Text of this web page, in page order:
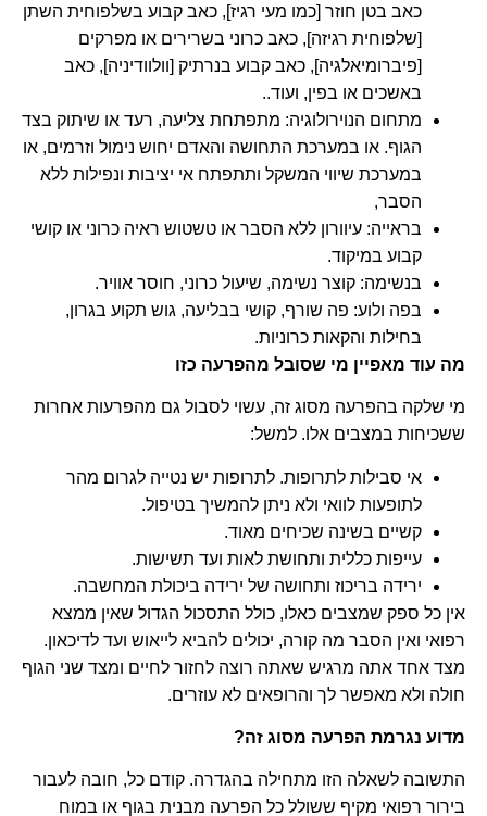
כאב בטן חוזר [כמו מעי רגיז], כאב קבוע בשלפוחית השתן
[שלפוחית רגיזה], כאב כרוני בשרירים או מפרקים
[פיברומיאלגיה], כאב קבוע בנרתיק [וולוודיניה], כאב
באשכים או בפין, ועוד..
מתחום הנוירולוגיה: מתפתחת צליעה, רעד או שיתוק בצד
הגוף. או במערכת התחושה והאדם יחוש נימול וזרמים, או
במערכת שיווי המשקל ותתפתח אי יציבות ונפילות ללא
הסבר,
בראייה: עיוורון ללא הסבר או טשטוש ראיה כרוני או קושי
קבוע במיקוד.
בנשימה: קוצר נשימה, שיעול כרוני, חוסר אוויר.
בפה ולוע: פה שורף, קושי בבליעה, גוש תקוע בגרון,
בחילות והקאות כרוניות.
מה עוד מאפיין מי שסובל מהפרעה כזו
מי שלקה בהפרעה מסוג זה, עשוי לסבול גם מהפרעות אחרות
ששכיחות במצבים אלו. למשל:
אי סבילות לתרופות. לתרופות יש נטייה לגרום מהר
לתופעות לוואי ולא ניתן להמשיך בטיפול.
קשיים בשינה שכיחים מאוד.
עייפות כללית ותחושת לאות ועד תשישות.
ירידה בריכוז ותחושה של ירידה ביכולת המחשבה.
אין כל ספק שמצבים כאלו, כולל התסכול הגדול שאין ממצא
רפואי ואין הסבר מה קורה, יכולים להביא לייאוש ועד לדיכאון.
מצד אחד אתה מרגיש שאתה רוצה לחזור לחיים ומצד שני הגוף
חולה ולא מאפשר לך והרופאים לא עוזרים.
מדוע נגרמת הפרעה מסוג זה?
התשובה לשאלה הזו מתחילה בהגדרה. קודם כל, חובה לעבור
בירור רפואי מקיף ששולל כל הפרעה מבנית בגוף או במוח